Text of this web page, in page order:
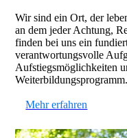
Wir sind ein Ort, der
an dem jeder Achtung,
finden bei uns ein
verantwortungsvolle
Aufstiegsmöglichkeiten
Weiterbildungsprogramm.
Mehr erfahren